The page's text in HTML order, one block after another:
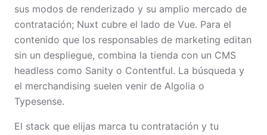
sus modos de renderizado y su amplio mercado de
contratación; Nuxt cubre el lado de Vue. Para el
contenido que los responsables de marketing editan
sin un despliegue, combina la tienda con un CMS
headless como Sanity o Contentful. La búsqueda y
el merchandising suelen venir de Algolia o
Typesense.
El stack que elijas marca tu contratación y tu